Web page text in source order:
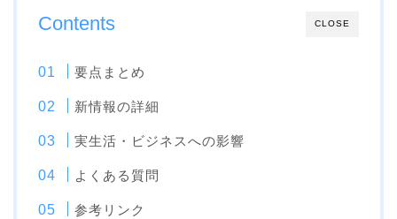
CLOSE
Contents
要点まとめ
新情報の詳細
実生活・ビジネスへの影響
よくある質問
参考リンク